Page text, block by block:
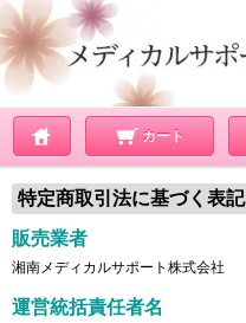
カート
特定商取引法に基づく表記
販売業者
湘南メディカルサポート株式会社
運営統括責任者名